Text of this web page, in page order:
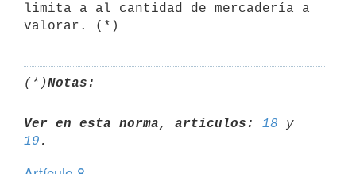
limita a al cantidad de mercadería a
(*)Notas:
Ver en esta norma, artículos: 18
19